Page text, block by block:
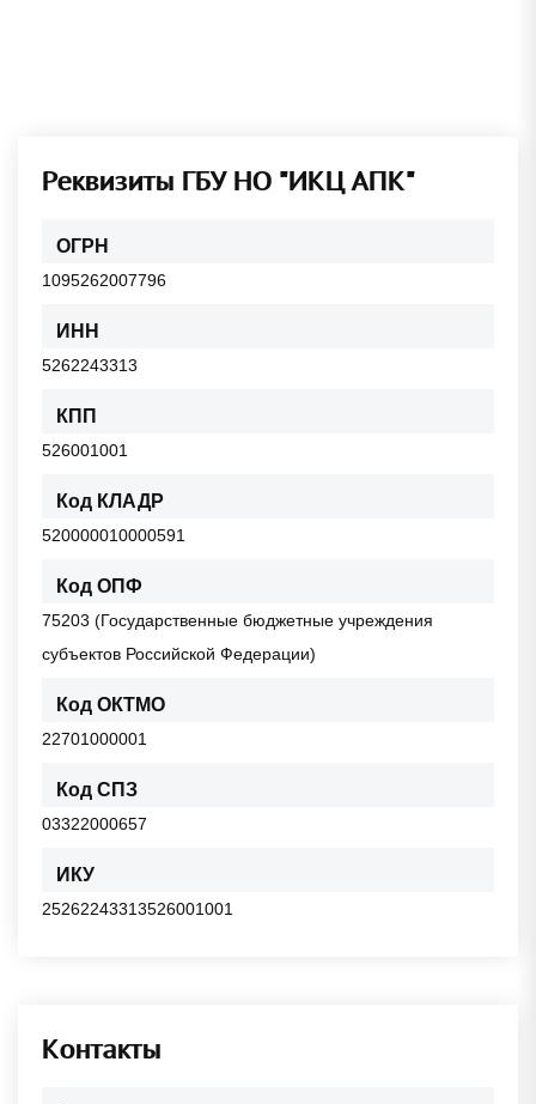
Реквизиты ГБУ НО "ИКЦ АПК"
ОГРН
1095262007796
ИНН
5262243313
КПП
526001001
Код КЛАДР
520000010000591
Код ОПФ
75203 (Государственные бюджетные учреждения
субъектов Российской Федерации)
Код ОКТМО
22701000001
Код СПЗ
03322000657
ИКУ
25262243313526001001
Контакты